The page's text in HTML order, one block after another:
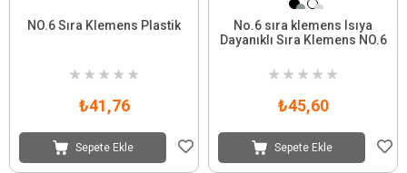
NO.6 Sıra Klemens Plastik
★ ★ ★ ★ ★
₺41,76
Sepete Ekle
No.6 sıra klemens Isıya
Dayanıklı Sıra Klemens NO.6
★ ★ ★ ★ ★
₺45,60
Sepete Ekle